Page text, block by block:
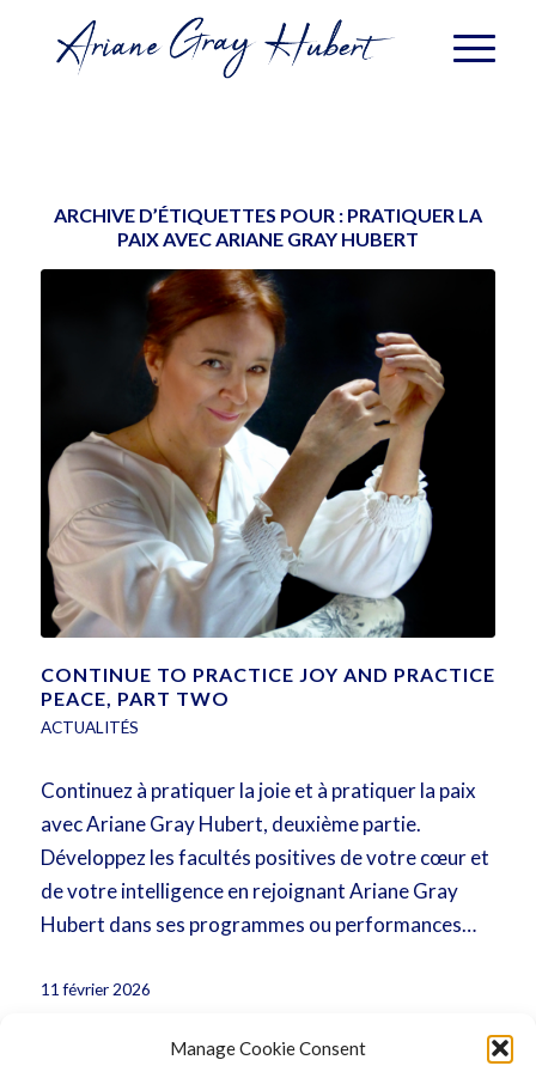
Manage Cookie Consent
ARCHIVE D’ÉTIQUETTES POUR : PRATIQUER LA
PAIX AVEC ARIANE GRAY HUBERT
CONTINUE TO PRACTICE JOY AND PRACTICE
PEACE, PART TWO
ACTUALITÉS
Continuez à pratiquer la joie et à pratiquer la paix
avec Ariane Gray Hubert, deuxième partie.
Développez les facultés positives de votre cœur et
de votre intelligence en rejoignant Ariane Gray
Hubert dans ses programmes ou performances…
11 février 2026